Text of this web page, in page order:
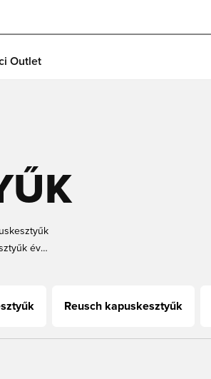
Outlet
évek
Reusch kapuskesztyűk